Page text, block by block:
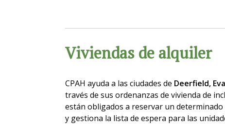
Viviendas de alquiler
CPAH ayuda a las ciudades de Deerfield,
través de sus ordenanzas de vivienda de
están obligados a reservar un
y gestiona la lista de espera para las